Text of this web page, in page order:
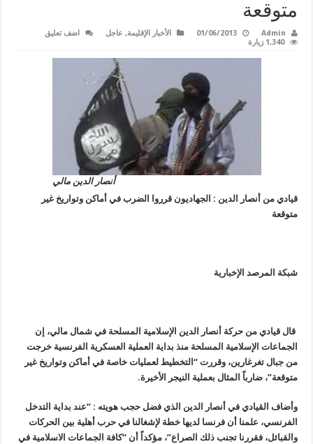
متوقعة
Admin
01/06/2013 الأخبار الإقليمة, عاجل
اضف تعليق
1,340 زيارة
أنصار الدين مالي
قيادي من أنصار الدين : الجهاديون قرروا الضرب في أماكن وتواريخ غير
متوقعة
شبكة المرصد الإخبارية
قال قيادي من حركة أنصار الدين الإسلامية المسلحة في شمال مالي، إن
الجماعات الإسلامية المسلحة منذ بداية العملية العسكرية الفرنسية خرجت
من جبال تغرغارين، وقررت “التخطيط لعمليات خاصة في أماكن وتواريخ غير
متوقعة”، ضارباً المثال بعملية النيجر الأخيرة.
وأضاف القيادي في أنصار الدين الذي فضل حجب هويته : “عند بداية التدخل
الفرنسي، علمنا أن فرنسا لديها خطة لإشغالنا في حرب أهلية بين الحركات
والقبائل، فقررنا تجنب ذلك الصراع”، مؤكداً أن “كافة الجماعات الاسلامية في